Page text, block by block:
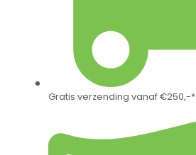
Gratis verzending vanaf €250,-*